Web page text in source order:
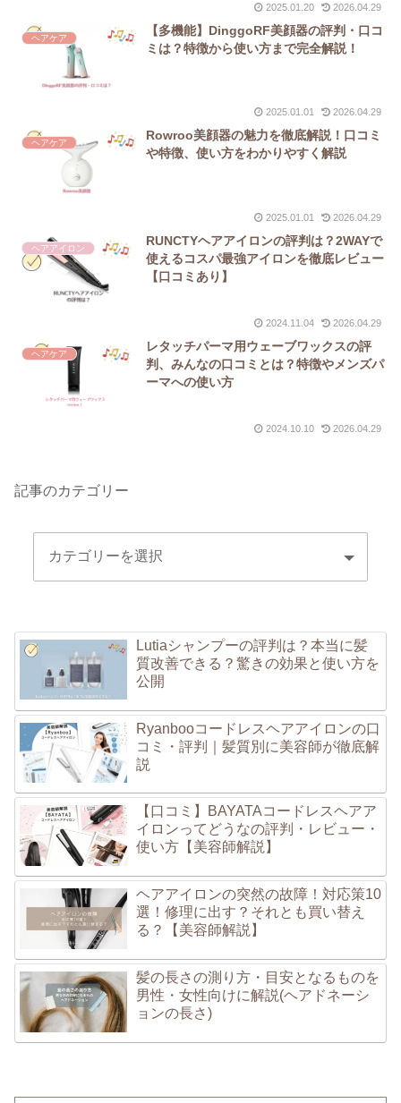
2025.01.20 2026.04.29
ヘアケア
【多機能】DinggoRF美顔器の評判・口コ
ミは？特徴から使い方まで完全解説！
2025.01.01 2026.04.29
ヘアケア
Rowroo美顔器の魅力を徹底解説！口コミ
や特徴、使い方をわかりやすく解説
2025.01.01 2026.04.29
ヘアアイロン
RUNCTYヘアアイロンの評判は？2WAYで
使えるコスパ最強アイロンを徹底レビュー
【口コミあり】
2024.11.04 2026.04.29
ヘアケア
レタッチパーマ用ウェーブワックスの評
判、みんなの口コミとは？特徴やメンズパ
ーマへの使い方
2024.10.10 2026.04.29
記事のカテゴリー
Lutiaシャンプーの評判は？本当に髪
質改善できる？驚きの効果と使い方を
公開
Ryanbooコードレスヘアアイロンの口
コミ・評判｜髪質別に美容師が徹底解
説
【口コミ】BAYATAコードレスヘアア
イロンってどうなの評判・レビュー・
使い方【美容師解説】
ヘアアイロンの突然の故障！対応策10
選！修理に出す？それとも買い替え
る？【美容師解説】
髪の長さの測り方・目安となるものを
男性・女性向けに解説(ヘアドネーシ
ョンの長さ)